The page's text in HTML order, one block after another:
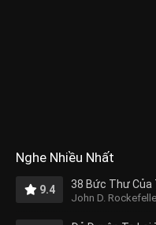
Nghe Nhiều Nhất
9.4 38 Bức Thư Của
John D.